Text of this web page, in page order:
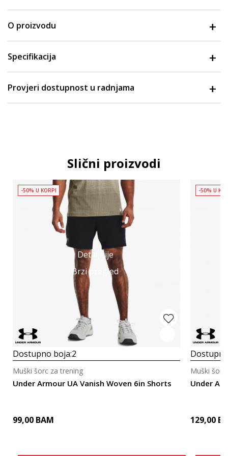
O proizvodu
Specifikacija
Provjeri dostupnost u radnjama
Slični proizvodi
Detaljnije
Brzi pregled
-50% U KORPI
Dostupno boja:2
Under Armour UA Vanish Woven 6in Shorts
Muški šorc za trening
99,00 BAM
-50% U
Under
Muški
129,00